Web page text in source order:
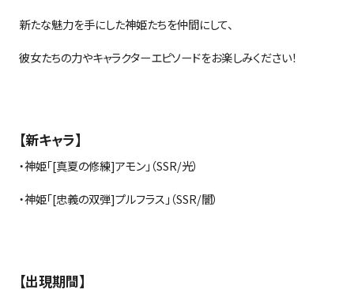
新たな魅力を手にした神姫たちを仲間にして、
彼女たちの力やキャラクターエピソードをお楽しみください！
【新キャラ】
・神姫「[真夏の修練]アモン」（SSR/光）
・神姫「[忠義の双弾]プルフラス」（SSR/闇）
【出現期間】